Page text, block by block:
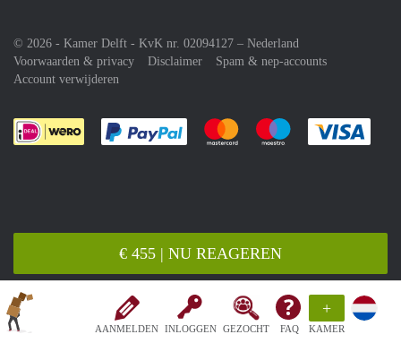
AANMELDEN INLOGGEN GEZOCHT FAQ
+
KAMER
€ 455 | NU REAGEREN
© 2026 - Kamer Delft - KvK nr. 02094127 – Nederland
Voorwaarden & privacy
Disclaimer
Spam & nep-accounts
Account verwijderen
Je rekent gemakkelijk af met Paypal
Je rekent gemakkelijk af met
Je rekent